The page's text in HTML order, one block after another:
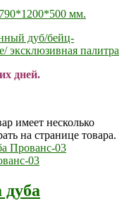
мм.
дуб/бейц-
эксклюзивная палитра
дней.
имеет несколько
на странице товара.
дуба